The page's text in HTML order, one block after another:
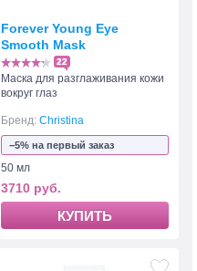
Forever Young Eye
Smooth Mask
22
Маска для разглаживания кожи
вокруг глаз
Бренд: Christina
−5% на первый заказ
50 мл
3710 руб.
КУПИТЬ